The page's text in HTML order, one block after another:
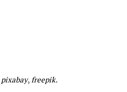
pixabay,freepik.